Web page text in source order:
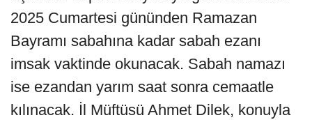
2025 Cumartesi gününden Ramazan
Bayramı sabahına kadar sabah ezanı
imsak vaktinde okunacak. Sabah namazı
ise ezandan yarım saat sonra cemaatle
kılınacak. İl Müftüsü Ahmet Dilek, konuyla